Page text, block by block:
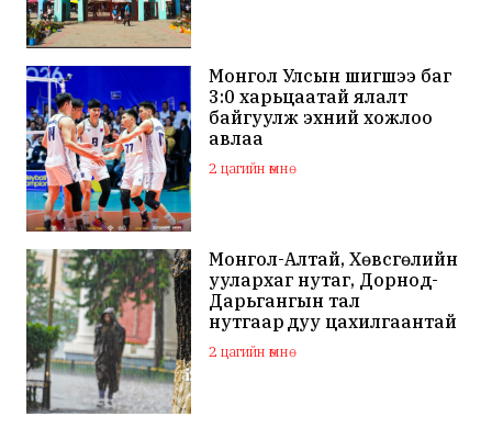
Монгол Улсын шигшээ баг
3:0 харьцаатай ялалт
байгуулж эхний хожлоо
авлаа
2 цагийн өмнө
Монгол-Алтай, Хөвсгөлийн
уулархаг нутаг, Дорнод-
Дарьгангын тал
нутгаар дуу цахилгаантай
аадар бороо орно
2 цагийн өмнө